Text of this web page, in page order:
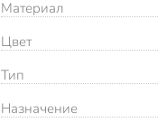
Материал
Цвет
Тип
Назначение